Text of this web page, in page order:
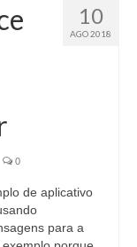
10
AGO 2018
0
de aplicativo
para a